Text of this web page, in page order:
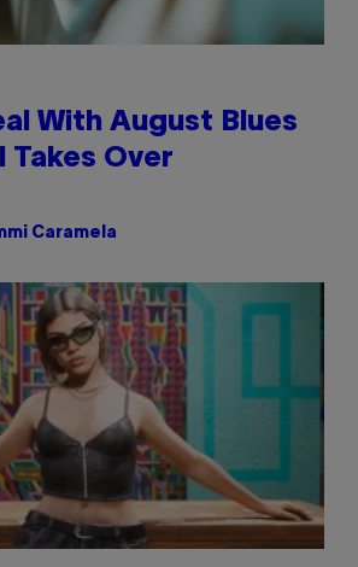
With August Blues
Takes Over
Caramela